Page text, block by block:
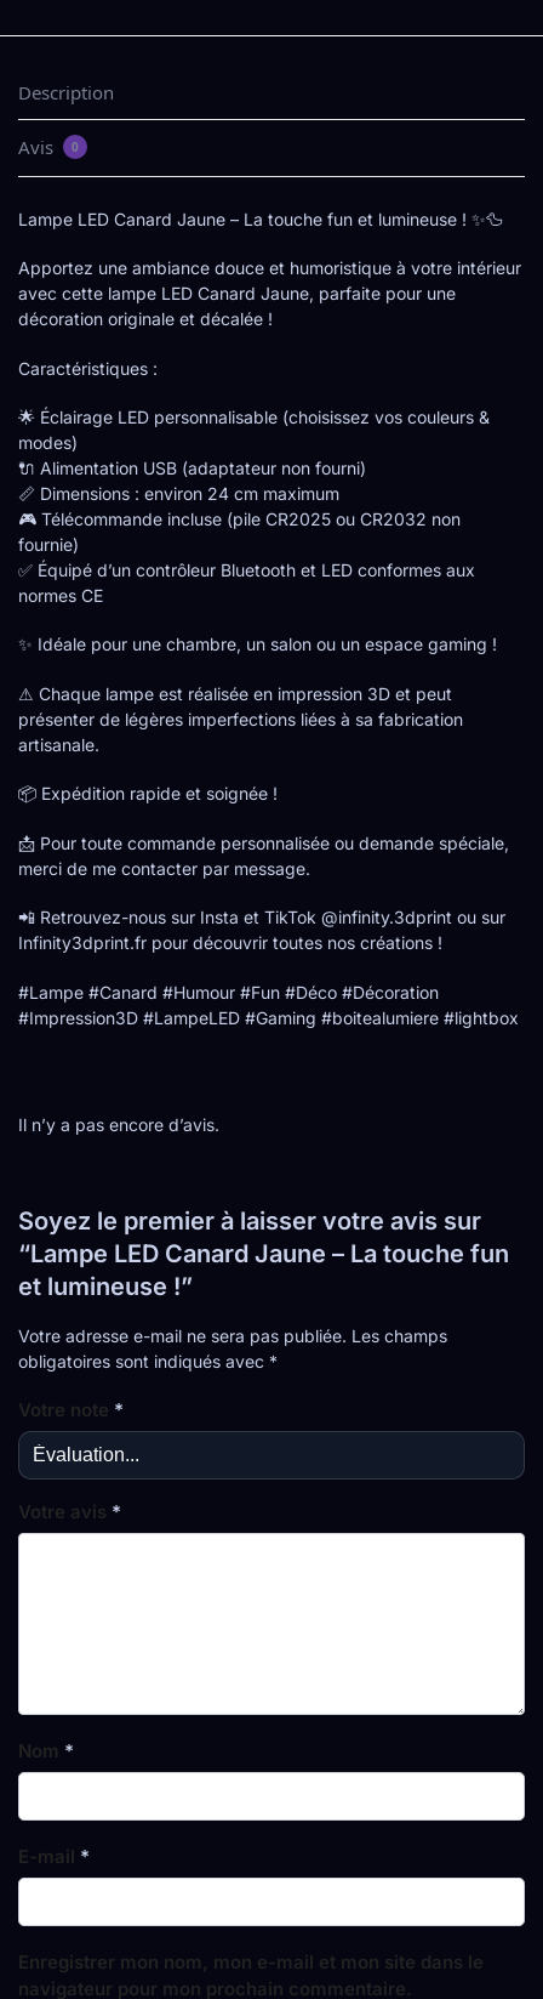
Description
Avis 0
Lampe LED Canard Jaune – La touche fun et lumineuse ! ✨🦆
Apportez une ambiance douce et humoristique à votre intérieur
avec cette lampe LED Canard Jaune, parfaite pour une
décoration originale et décalée !
Caractéristiques :
🌟 Éclairage LED personnalisable (choisissez vos couleurs &
modes)
🔌 Alimentation USB (adaptateur non fourni)
📏 Dimensions : environ 24 cm maximum
🎮 Télécommande incluse (pile CR2025 ou CR2032 non
fournie)
✅ Équipé d’un contrôleur Bluetooth et LED conformes aux
normes CE
✨ Idéale pour une chambre, un salon ou un espace gaming !
⚠ Chaque lampe est réalisée en impression 3D et peut
présenter de légères imperfections liées à sa fabrication
artisanale.
📦 Expédition rapide et soignée !
📩 Pour toute commande personnalisée ou demande spéciale,
merci de me contacter par message.
📲 Retrouvez-nous sur Insta et TikTok @infinity.3dprint ou sur
Infinity3dprint.fr pour découvrir toutes nos créations !
#Lampe #Canard #Humour #Fun #Déco #Décoration
#Impression3D #LampeLED #Gaming #boitealumiere #lightbox
Il n’y a pas encore d’avis.
Soyez le premier à laisser votre avis sur
“Lampe LED Canard Jaune – La touche fun
et lumineuse !”
Votre adresse e-mail ne sera pas publiée. Les champs
obligatoires sont indiqués avec *
Votre note *
Votre avis *
Nom *
E-mail *
Enregistrer mon nom, mon e-mail et mon site dans le
navigateur pour mon prochain commentaire.